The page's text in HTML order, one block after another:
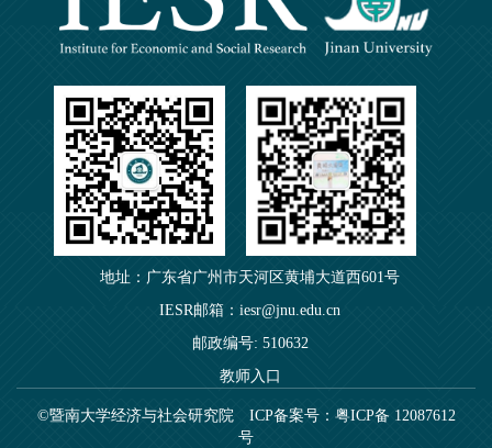
地址：广东省广州市天河区黄埔大道西601号
IESR邮箱：iesr@jnu.edu.cn
邮政编号: 510632
教师入口
©暨南大学经济与社会研究院
ICP备案号：粤ICP备 12087612
号